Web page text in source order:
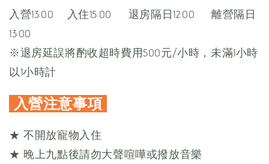
入營13:00 入住15:00 退房隔日12:00 離營隔日
13:00
※退房延誤將酌收超時費用500元/小時，未滿1小時
以1小時計
入營注意事項
★ 不開放寵物入住
★ 晚上九點後請勿大聲喧嘩或撥放音樂